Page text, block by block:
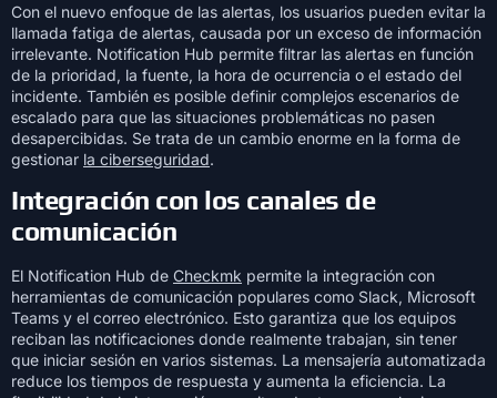
Con el nuevo enfoque de las alertas, los usuarios pueden evitar la
llamada fatiga de alertas, causada por un exceso de información
irrelevante. Notification Hub permite filtrar las alertas en función
de la prioridad, la fuente, la hora de ocurrencia o el estado del
incidente. También es posible definir complejos escenarios de
escalado para que las situaciones problemáticas no pasen
desapercibidas. Se trata de un cambio enorme en la forma de
gestionar la ciberseguridad.
Integración con los canales de
comunicación
El Notification Hub de Checkmk permite la integración con
herramientas de comunicación populares como Slack, Microsoft
Teams y el correo electrónico. Esto garantiza que los equipos
reciban las notificaciones donde realmente trabajan, sin tener
que iniciar sesión en varios sistemas. La mensajería automatizada
reduce los tiempos de respuesta y aumenta la eficiencia. La